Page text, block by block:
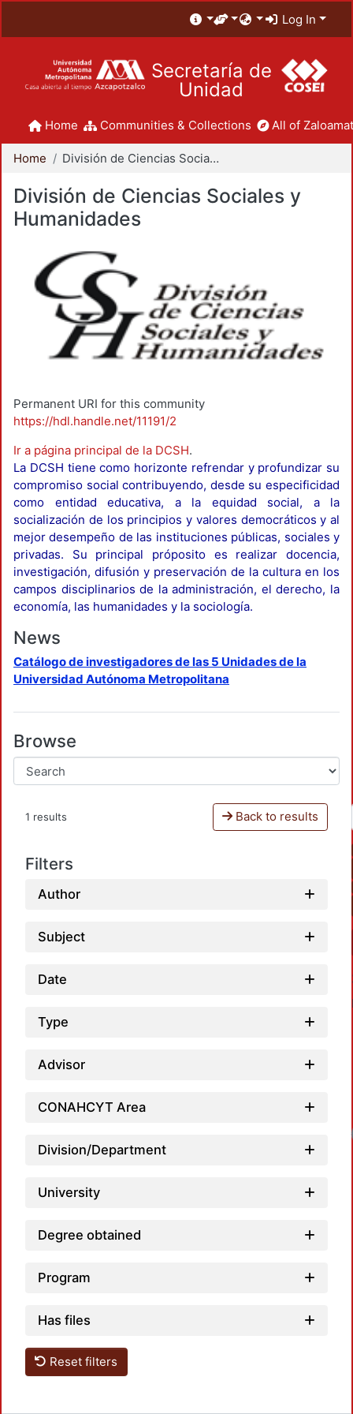
Log In
Secretaría de
Unidad
Home Communities & Collections All of
Home División de Ciencias Sociales y Humanidades
División de Ciencias Sociales y
Humanidades
Permanent URI for this community
https://hdl.handle.net/11191/2
Ir a página principal de la DCSH.
La DCSH tiene como horizonte refrendar y profundizar su
compromiso social contribuyendo, desde su especificidad
como entidad educativa, a la equidad social, a la
socialización de los principios y valores democráticos y al
mejor desempeño de las instituciones públicas, sociales y
privadas. Su principal próposito es realizar docencia,
investigación, difusión y preservación de la cultura en los
campos disciplinarios de la administración, el derecho, la
economía, las humanidades y la sociología.
News
Catálogo de investigadores de las 5 Unidades de la
Universidad Autónoma Metropolitana
Browse
1 results Back to results
Filters
Author
Subject
Date
Type
Advisor
CONAHCYT Area
Division/Department
University
Degree obtained
Program
Has files
Reset filters